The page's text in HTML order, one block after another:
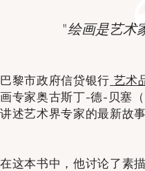
"绘画是艺术
巴黎市政府信贷银行 艺术
画专家奥古斯丁-德-贝塞
讲述艺术界专家的最新故事
在这本书中，他讨论了素